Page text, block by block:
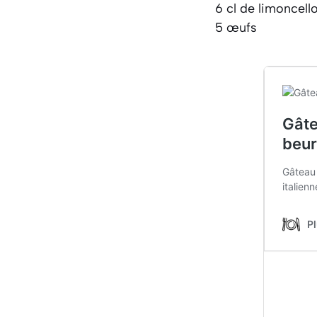
6 cl de
5 œufs